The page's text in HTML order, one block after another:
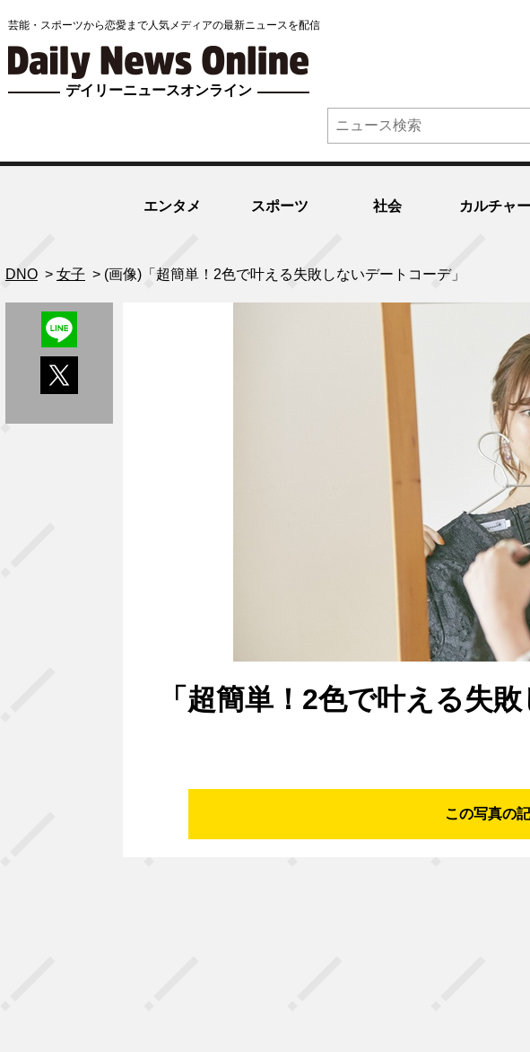
芸能・スポーツから恋愛まで人気メディアの最新ニュースを配信
デイリーニュースオンライン
エンタメ スポーツ 社会 カルチャー
DNO > 女子 > (画像)「超簡単！2色で叶える失敗しないデートコーデ」
「超簡単！2色で叶える失
この写真の